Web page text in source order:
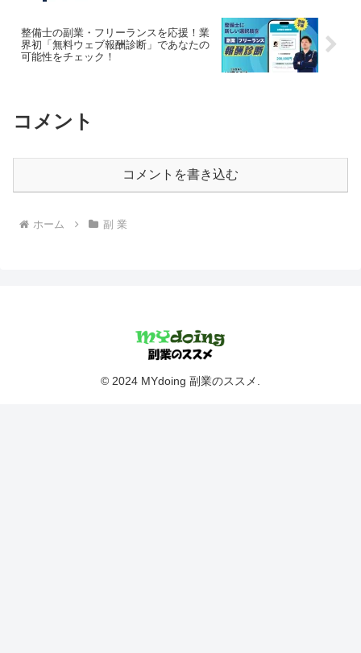
整備士の副業・フリーランスを応援！業
界初「無料ウェブ報酬診断」であなたの
可能性をチェック！
コメント
コメントを書き込む
ホーム 副 業
© 2024 MYdoing 副業のススメ.